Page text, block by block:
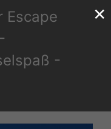
Escape
-
×